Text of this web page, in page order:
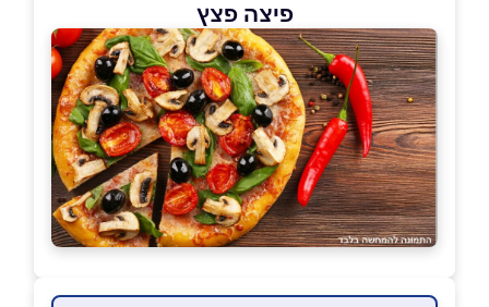
פיצה פצץ